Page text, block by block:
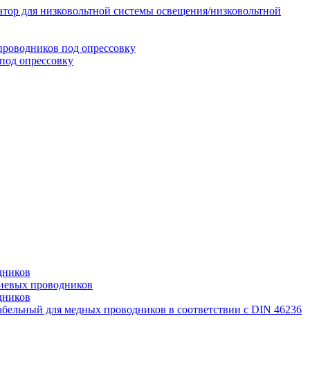
для низковольтной системы освещения/низковольтной
под опрессовку
опрессовку
проводников
для медных проводников в соответствии с DIN 46236